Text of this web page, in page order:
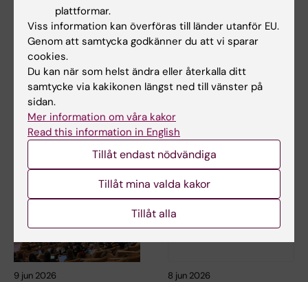
11 jun 2026
Nya
migrationsrättsliga
regler för forskare
och doktorander
Den svenska regeringen inför
nya migrationsregler för
doktorander och…
9 jun 2026
Claudia Hanson ny
hälsosystemforsknin
g
institutionen för global
folkhälsa har utsetts till…
9 jun 2026 8 jun 2026
plattformar.
Viss information kan överföras till länder utanför EU.
Genom att samtycka godkänner du att vi sparar
cookies.
Du kan när som helst ändra eller återkalla ditt
samtycke via kakikonen längst ned till vänster på
sidan.
Mer information om våra kakor
Read this information in English
Tillåt endast nödvändiga
Tillåt mina valda kakor
Tillåt alla